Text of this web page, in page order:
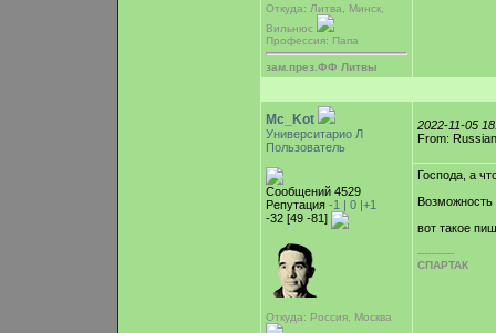
Откуда: Литва, Минск,
Вильнюс
Профессия: Папа
зам.през.ФФ Литвы
Mc_Kot
Университарио Л
Пользователь
Сообщений 4529
Репутация -1 | 0 |+1
-32 [49 -81]
Откуда: Россия, Москва
2022-11-05
From:
Господа, а
Возможность
вот такое
-----------
СПАРТАК